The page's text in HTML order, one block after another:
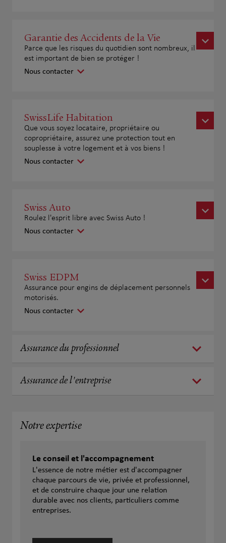
Garantie des Accidents de la Vie
Parce que les risques du quotidien sont nombreux, il
est important de bien se protéger !
Nous contacter
SwissLife Habitation
Que vous soyez locataire, propriétaire ou
copropriétaire, assurez une protection tout en
souplesse à votre logement et à vos biens !
Nous contacter
Swiss Auto
Roulez l'esprit libre avec Swiss Auto !
Nous contacter
Swiss EDPM
Assurance pour engins de déplacement personnels
motorisés.
Nous contacter
Assurance du professionnel
Assurance de l'entreprise
Notre expertise
Le conseil et l'accompagnement
L'essence de notre métier est d'accompagner
chaque parcours de vie, privée et professionnel,
et de construire chaque jour une relation
durable avec nos clients, particuliers comme
entreprises.